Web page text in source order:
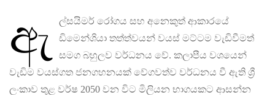
ඇ
ල්සයිමර් රෝගය සහ අනෙකුත් ආකාරයේ
ඩිමෙන්ශියා තත්ත්වයන් වයස් මට්ටම වැඩිවීමත්
සමග බහුලව වර්ධනය වේ. කලාපීය වශයෙන්
වැඩිම වයස්ගත ජනගහනයක් වේගවත්ව වර්ධනය වී ඇති ශ්‍රී
ලංකාව තුළ වර්ෂ 2050 වන විට මිලියන භාගයකට ආසන්න